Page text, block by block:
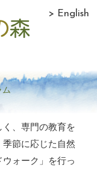
> English
ム
、専門の教育を
節に応じた自然
ォーク」を行っ